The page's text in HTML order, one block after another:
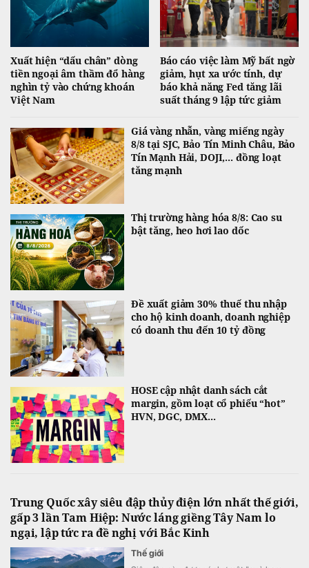
Xuất hiện “dấu chân” dòng
tiền ngoại âm thầm đổ hàng
nghìn tỷ vào chứng khoán
Việt Nam
Báo cáo việc làm Mỹ bất ngờ
giảm, hụt xa ước tính, dự
báo khả năng Fed tăng lãi
suất tháng 9 lập tức giảm
Giá vàng nhẫn, vàng miếng ngày
8/8 tại SJC, Bảo Tín Minh Châu, Bảo
Tín Mạnh Hải, DOJI,... đồng loạt
tăng mạnh
Thị trường hàng hóa 8/8: Cao su
bật tăng, heo hơi lao dốc
Đề xuất giảm 30% thuế thu nhập
cho hộ kinh doanh, doanh nghiệp
có doanh thu đến 10 tỷ đồng
HOSE cập nhật danh sách cắt
margin, gồm loạt cổ phiếu “hot”
HVN, DGC, DMX...
Trung Quốc xây siêu đập thủy điện lớn nhất thế giới,
gấp 3 lần Tam Hiệp: Nước láng giềng Tây Nam lo
ngại, lập tức ra đề nghị với Bắc Kinh
Thế giới